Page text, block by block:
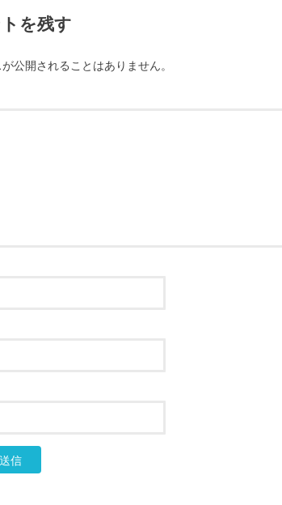
を残す
公開されることはありません。